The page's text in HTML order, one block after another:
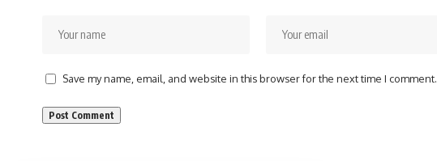
Save my name, email, and website in this browser for the next time I comment.